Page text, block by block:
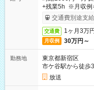
+残業5h ※月収例
取りサービス利用
交通費別途支
交通費 1ヶ月3万
月収例 30万円～
勤務地
東京都新宿区
市ケ谷駅から徒歩
放送